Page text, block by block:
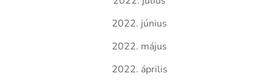
2022. június
2022. május
2022. április